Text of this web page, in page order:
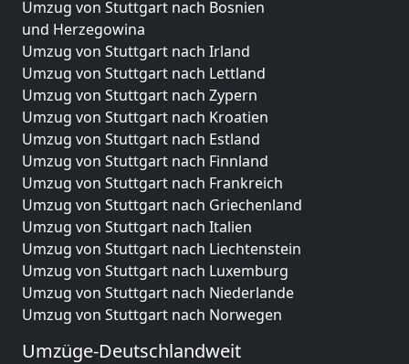
Umzug von Stuttgart nach Bosnien
und Herzegowina
Umzug von Stuttgart nach Irland
Umzug von Stuttgart nach Lettland
Umzug von Stuttgart nach Zypern
Umzug von Stuttgart nach Kroatien
Umzug von Stuttgart nach Estland
Umzug von Stuttgart nach Finnland
Umzug von Stuttgart nach Frankreich
Umzug von Stuttgart nach Griechenland
Umzug von Stuttgart nach Italien
Umzug von Stuttgart nach Liechtenstein
Umzug von Stuttgart nach Luxemburg
Umzug von Stuttgart nach Niederlande
Umzug von Stuttgart nach Norwegen
Umzüge-Deutschlandweit